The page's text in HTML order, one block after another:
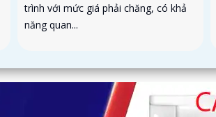
trình với mức giá phải chăng, có khả
năng quan...